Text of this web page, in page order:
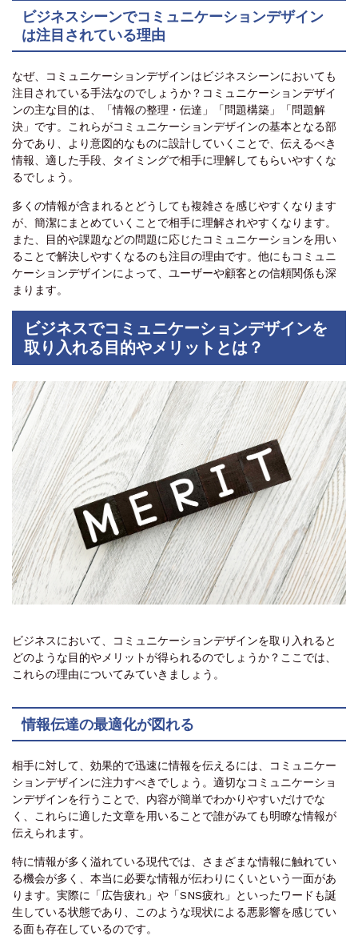
ビジネスシーンでコミュニケーションデザイン
は注目されている理由
なぜ、コミュニケーションデザインはビジネスシーンにおいても
注目されている手法なのでしょうか？コミュニケーションデザイ
ンの主な目的は、「情報の整理・伝達」「問題構築」「問題解
決」です。これらがコミュニケーションデザインの基本となる部
分であり、より意図的なものに設計していくことで、伝えるべき
情報、適した手段、タイミングで相手に理解してもらいやすくな
るでしょう。
多くの情報が含まれるとどうしても複雑さを感じやすくなります
が、簡潔にまとめていくことで相手に理解されやすくなります。
また、目的や課題などの問題に応じたコミュニケーションを用い
ることで解決しやすくなるのも注目の理由です。他にもコミュニ
ケーションデザインによって、ユーザーや顧客との信頼関係も深
まります。
ビジネスでコミュニケーションデザインを
取り入れる目的やメリットとは？
ビジネスにおいて、コミュニケーションデザインを取り入れると
どのような目的やメリットが得られるのでしょうか？ここでは、
これらの理由についてみていきましょう。
情報伝達の最適化が図れる
相手に対して、効果的で迅速に情報を伝えるには、コミュニケー
ションデザインに注力すべきでしょう。適切なコミュニケーショ
ンデザインを行うことで、内容が簡単でわかりやすいだけでな
く、これらに適した文章を用いることで誰がみても明瞭な情報が
伝えられます。
特に情報が多く溢れている現代では、さまざまな情報に触れてい
る機会が多く、本当に必要な情報が伝わりにくいという一面があ
ります。実際に「広告疲れ」や「SNS疲れ」といったワードも誕
生している状態であり、このような現状による悪影響を感じてい
る面も存在しているのです。